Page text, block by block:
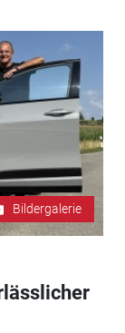
Bildergalerie